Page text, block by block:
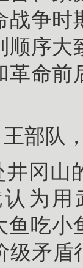
战争
顺序大
革命前
王部队
冈山
为
鱼吃
级矛盾